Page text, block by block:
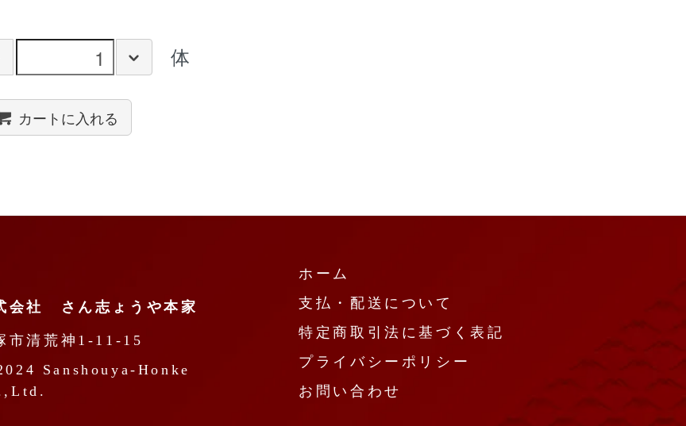
体
カートに入れる
会社 さん志ょうや本家
市清荒神1-11-15
Sanshouya-Honke
ホーム
支払・配送について
特定商取引法に基づく表記
プライバシーポリシー
お問い合わせ